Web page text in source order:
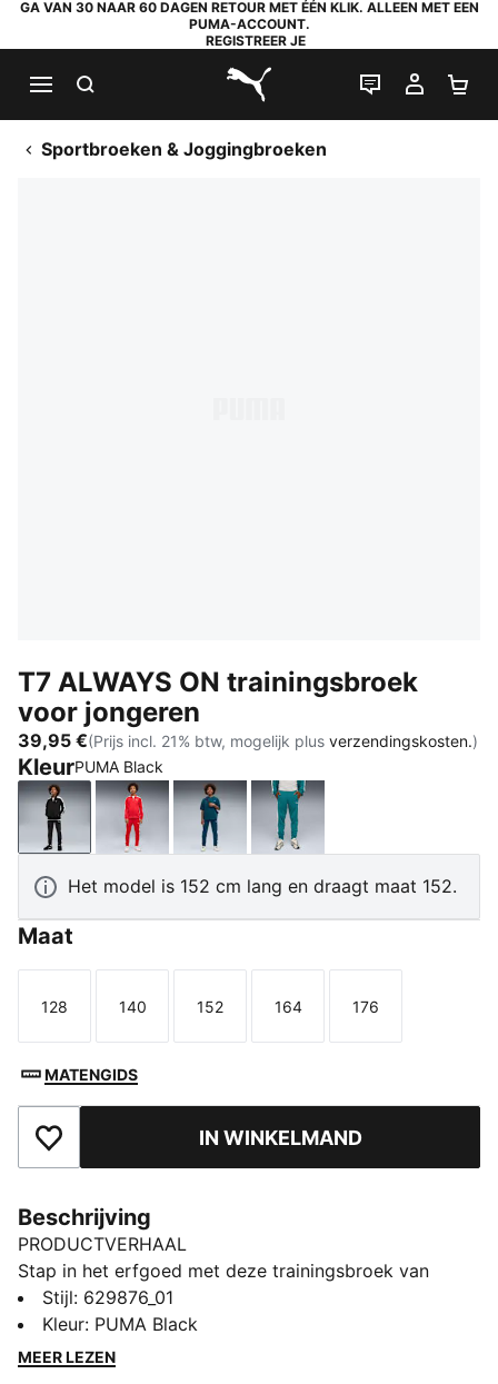
GA VAN 30 NAAR 60 DAGEN RETOUR MET ÉÉN KLIK. ALLEEN MET EEN
PUMA-ACCOUNT.
REGISTREER JE
PUMA.com
LIVE CHAT
MIJN
Sportbroeken & Joggingbroeken
T7 ALWAYS ON trainingsbroek
voor jongeren
39,95 €(Prijs incl. 21% btw, mogelijk plus verzendingskosten.)
KleurPUMA Black
PUMA BlackFor All Time RedMidnight PetrolEmerald Ice
Het model is 152 cm lang en draagt maat 152.
Maat
Maat
128
Maat
140
Maat
152
Maat
164
Maat
176
MATENGIDS
Toegevoegd aan favorietenIN WINKELMAND
Beschrijving
PRODUCTVERHAAL
Stap in het erfgoed met deze trainingsbroek van
PUMA. Hij combineert erfgoed met een moderne
uitstraling en is voorzien van T7-paneelinzetstukken,
zakken met rits en een elastische tailleband met ton-
Stijl: 629876_01
Kleur: PUMA Black
MEER LEZEN